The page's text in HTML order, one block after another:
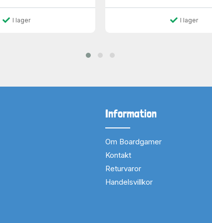
I lager I lager
Information
Om Boardgamer
Kontakt
Returvaror
Handelsvillkor